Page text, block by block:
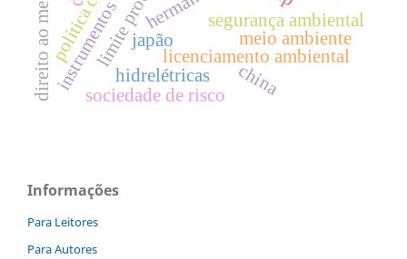
segurança ambiental
meio ambiente
japão
licenciamento ambiental
hidrelétricas
instrumentos china
sociedade de risco
Informações
Para Leitores
Para Autores